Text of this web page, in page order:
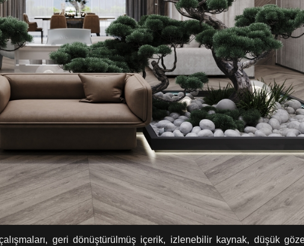
geri dönüştürülmüş içerik, izlenebilir kaynak, düşük